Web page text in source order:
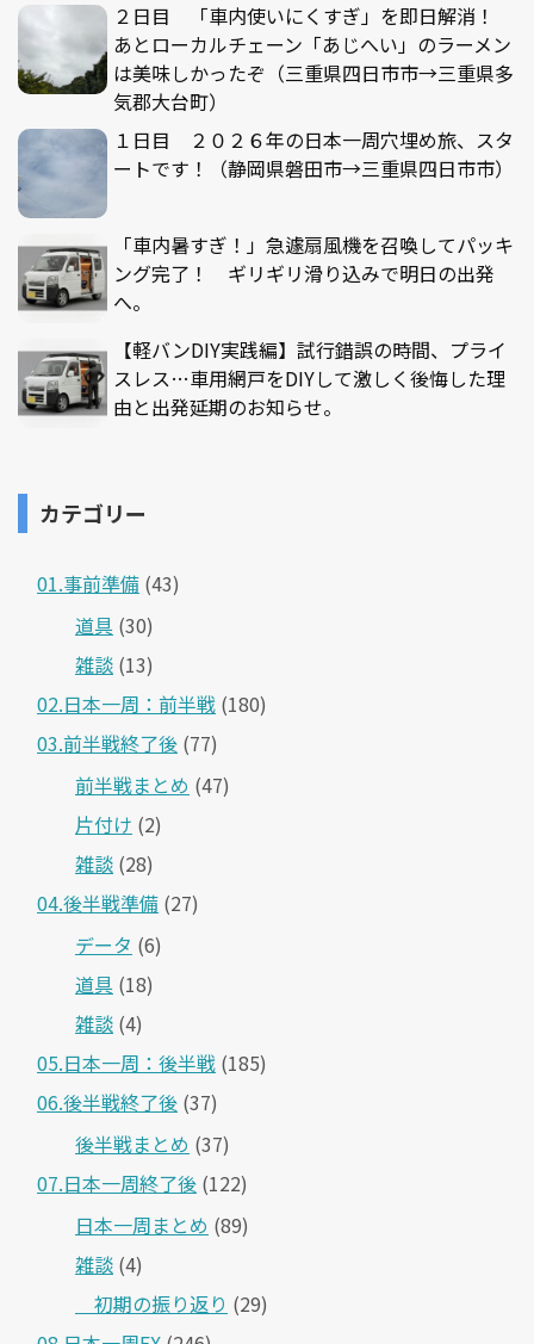
２日目 「車内使いにくすぎ」を即日解消！
あとローカルチェーン「あじへい」のラーメン
は美味しかったぞ（三重県四日市市→三重県多
気郡大台町）
１日目 ２０２６年の日本一周穴埋め旅、スタ
ートです！（静岡県磐田市→三重県四日市市）
「車内暑すぎ！」急遽扇風機を召喚してパッキ
ング完了！ ギリギリ滑り込みで明日の出発
へ。
【軽バンDIY実践編】試行錯誤の時間、プライ
スレス…車用網戸をDIYして激しく後悔した理
由と出発延期のお知らせ。
カテゴリー
01.事前準備 (43)
道具 (30)
雑談 (13)
02.日本一周：前半戦 (180)
03.前半戦終了後 (77)
前半戦まとめ (47)
片付け (2)
雑談 (28)
04.後半戦準備 (27)
データ (6)
道具 (18)
雑談 (4)
05.日本一周：後半戦 (185)
06.後半戦終了後 (37)
後半戦まとめ (37)
07.日本一周終了後 (122)
日本一周まとめ (89)
雑談 (4)
＿初期の振り返り (29)